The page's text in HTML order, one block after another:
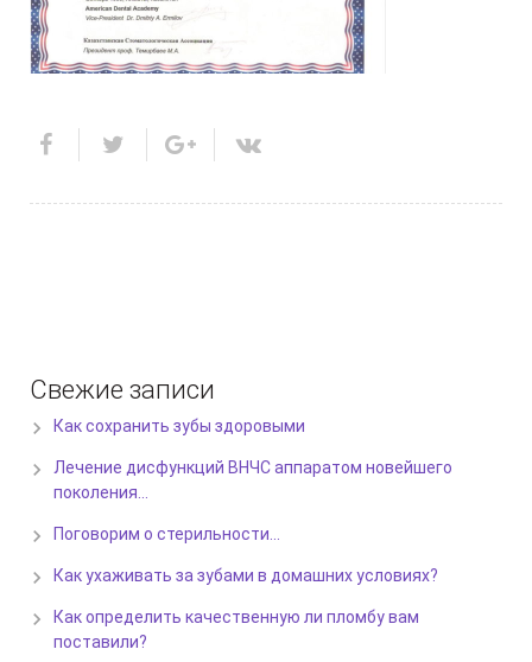
Свежие записи
Как сохранить зубы здоровыми
Лечение дисфункций ВНЧС аппаратом новейшего
поколения…
Поговорим о стерильности…
Как ухаживать за зубами в домашних условиях?
Как определить качественную ли пломбу вам
поставили?